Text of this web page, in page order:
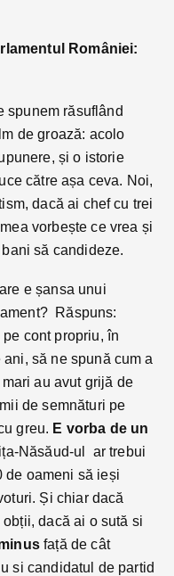
României:
spunem răsuflând
de groază: acolo
și o istorie
către așa ceva. Noi,
dacă ai chef cu trei
vorbește ce vrea și
să candideze.
e șansa unui
Răspuns:
cont propriu, în
să ne spună cum a
au avut grijă de
de semnături pe
greu. E vorba de un
Năsăud-ul ar trebui
de oameni să ieși
Și chiar dacă
dacă ai o sută si
față de cât
si candidatul de partid